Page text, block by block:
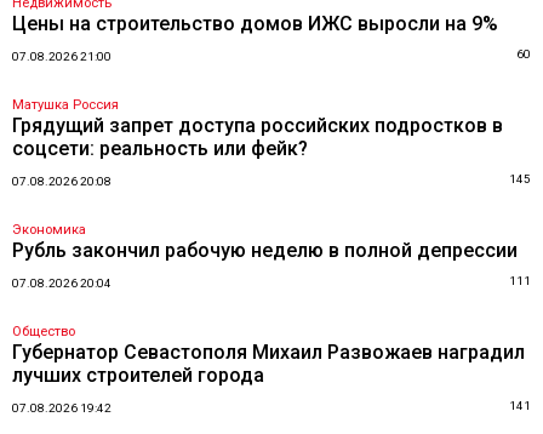
Цены на строительство домов ИЖС выросли на 9%
07.08.2026 21:00 60
Матушка Россия
Грядущий запрет доступа российских подростков в
соцсети: реальность или фейк?
07.08.2026 20:08 145
Экономика
Рубль закончил рабочую неделю в полной депрессии
07.08.2026 20:04 111
Общество
Губернатор Севастополя Михаил Развожаев наградил
лучших строителей города
07.08.2026 19:42 141